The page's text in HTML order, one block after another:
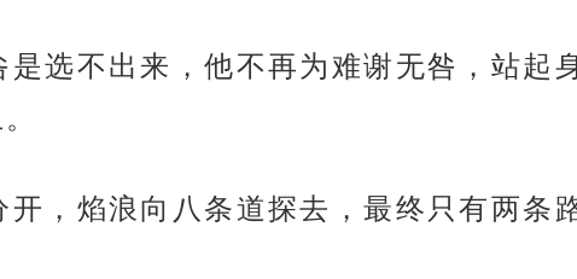
选不出来，他不再为难谢无咎，站起
，焰浪向八条道探去，最终只有两条